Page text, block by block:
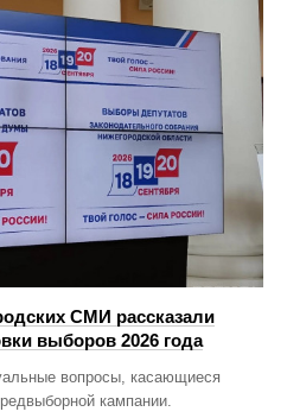
СМИ рассказали
выборов 2026 года
вопросы, касающиеся
кампании.